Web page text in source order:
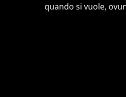
quando si vuole,